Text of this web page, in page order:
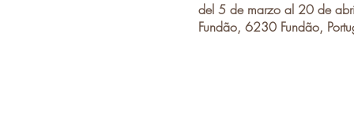
del 5 de marzo al 20 de
Fundão, 6230 Fundão,